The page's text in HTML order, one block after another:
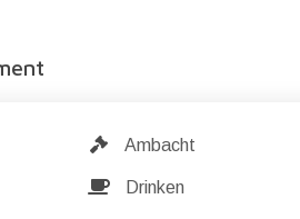
Ambacht
Drinken